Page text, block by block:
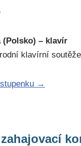
(Polsko) – klavír
klavírní
→